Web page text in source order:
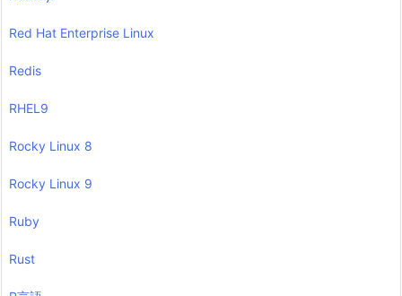
Red Hat Enterprise Linux
Redis
RHEL9
Rocky Linux 8
Rocky Linux 9
Ruby
Rust